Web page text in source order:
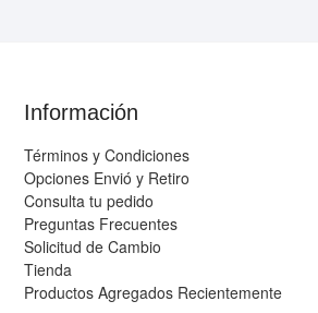
Información
Términos y Condiciones
Opciones Envió y Retiro
Consulta tu pedido
Preguntas Frecuentes
Solicitud de Cambio
Tienda
Productos Agregados Recientemente